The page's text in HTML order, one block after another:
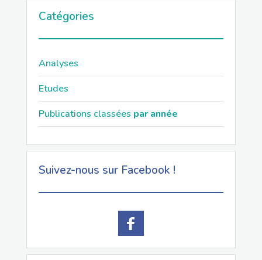
Catégories
Analyses
Etudes
Publications classées par année
Suivez-nous sur Facebook !